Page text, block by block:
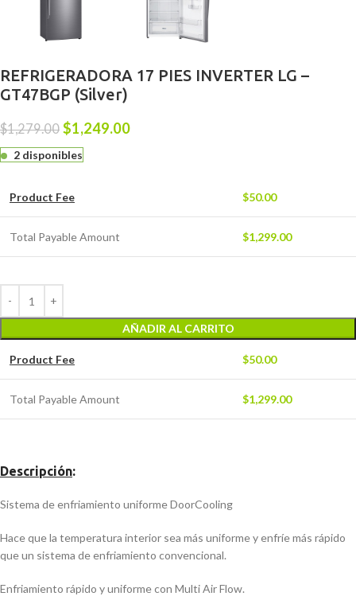
REFRIGERADORA 17 PIES INVERTER LG –
GT47BGP (Silver)
$1,279.00 $1,249.00
2 disponibles
Product Fee $50.00
Total Payable Amount $1,299.00
AÑADIR AL CARRITO
Product Fee $50.00
Total Payable Amount $1,299.00
Descripción:
Sistema de enfriamiento uniforme DoorCooling
Hace que la temperatura interior sea más uniforme y enfríe más rápido
que un sistema de enfriamiento convencional.
Enfriamiento rápido y uniforme con Multi Air Flow.